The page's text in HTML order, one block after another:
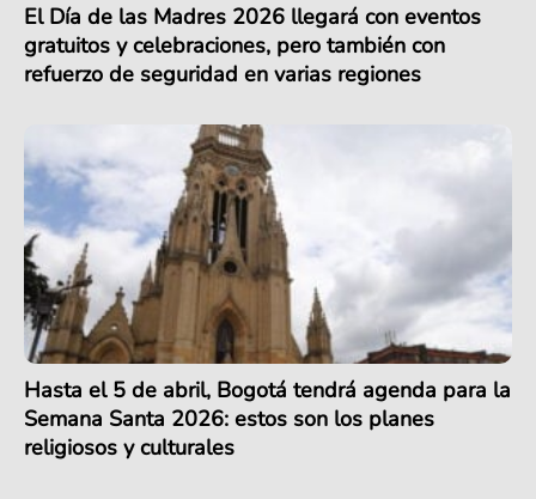
El Día de las Madres 2026 llegará con eventos
gratuitos y celebraciones, pero también con
refuerzo de seguridad en varias regiones
Hasta el 5 de abril, Bogotá tendrá agenda para la
Semana Santa 2026: estos son los planes
religiosos y culturales